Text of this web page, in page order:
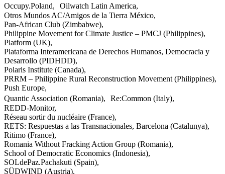
Occupy.Poland, Oilwatch Latin America,
Otros Mundos AC/Amigos de la Tierra México,
Pan-African Club (Zimbabwe),
Philippine Movement for Climate Justice – PMCJ (Philippines),
Platform (UK),
Plataforma Interamericana de Derechos Humanos, Democracia y
Desarrollo (PIDHDD),
Polaris Institute (Canada),
PRRM – Philippine Rural Reconstruction Movement (Philippines),
Push Europe,
Quantic Association (Romania), Re:Common (Italy),
REDD-Monitor,
Réseau sortir du nucléaire (France),
RETS: Respuestas a las Transnacionales, Barcelona (Catalunya),
Ritimo (France),
Romania Without Fracking Action Group (Romania),
School of Democratic Economics (Indonesia),
SOLdePaz.Pachakuti (Spain),
SÜDWIND (Austria),